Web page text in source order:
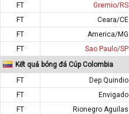
FT
Gremio/RS
FT
Ceara/CE
FT
America/MG
FT
Sao Paulo/SP
Kết quả bóng đá Cúp Colombia
FT
Dep.Quindio
FT
Envigado
FT
Rionegro Aguilas